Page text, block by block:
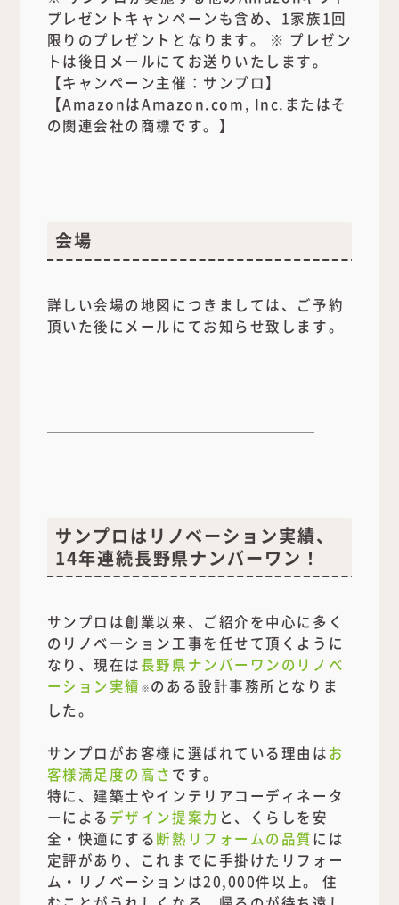
プレゼントキャンペーンも含め、1家族1回
限りのプレゼントとなります。 ※ プレゼン
トは後日メールにてお送りいたします。
【キャンペーン主催：サンプロ】
【AmazonはAmazon.com, Inc.またはそ
の関連会社の商標です。】
会場
詳しい会場の地図につきましては、ご予約
頂いた後にメールにてお知らせ致します。
サンプロは創業以来、ご紹介を中心に多く
なり、現在は 長野県ナンバーワンのリノベ
ーション実績
のある設計事務所となりま
した。
サンプロがお客様に選ばれている理由は
客様満足度の高さ
特に、建築士やインテリアコーディネータ
ーによる デザイン提案力 と、くらしを安
全・快適にする 断熱リフォームの品質
には
定評があり、これまでに手掛けたリフォー
ム・リノベーションは20,000件以上。 住
むことがうれしくなる、帰るのが待ち遠し
くなる、そんなリフォームをご提案しま
す。